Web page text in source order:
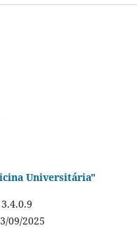
Universitária"
09/2025